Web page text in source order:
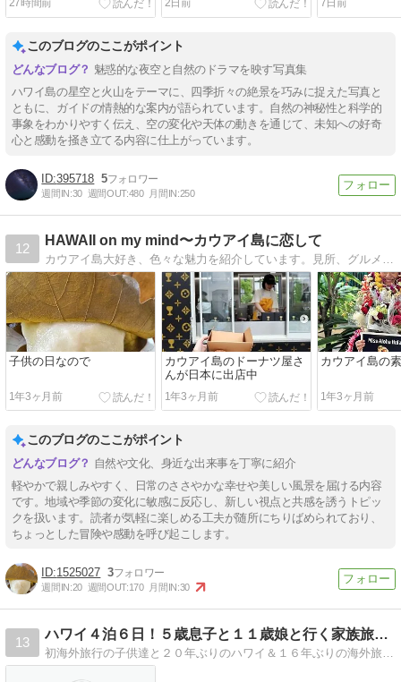
27時間前
2日前
7日前
このブログのここがポイント
魅惑的な夜空と自然のドラマを映す写真集
ハワイ島の星空と火山をテーマに、四季折々の絶景を巧みに捉えた写真と
ともに、ガイドの情熱的な案内が語られています。自然の神秘性と科学的
事象をわかりやすく伝え、空の変化や天体の動きを通じて、未知への好奇
心と感動を掻き立てる内容に仕上がっています。
395718 5
週間IN:30 週間OUT:480 月間IN:250
12
HAWAII on my mind〜カウアイ島に恋して
カウアイ島大好き、色々な魅力を紹介しています。見所、グルメ、お買物、アコモなどガイドブックにはない情報も沢山、ハワイの他の島のお話も！
子供の日なので
1年3ヶ月前
カウアイ島のドーナツ屋さ
んが日本に出店中
1年3ヶ月前
カウアイ島の
1年3ヶ月前
このブログのここがポイント
自然や文化、身近な出来事を丁寧に紹介
軽やかで親しみやすく、日常のささやかな幸せや美しい風景を届ける内容
です。地域や季節の変化に敏感に反応し、新しい視点と共感を誘うトピッ
クを扱います。読者が気軽に楽しめる工夫が随所にちりばめられており、
ちょっとした冒険や感動を呼び起こします。
1525027 3
週間IN:20 週間OUT:170 月間IN:30
13
ハワイ４泊６日！５歳息子と１１歳娘と行く家族旅行＆湘南情報
初海外旅行の子供達と２０年ぶりのハワイ＆１６年ぶりの海外旅行の私と同じく１６年ぶりの海外旅行の夫のどたばたハワイ旅行記です(^^)＋湘南情報